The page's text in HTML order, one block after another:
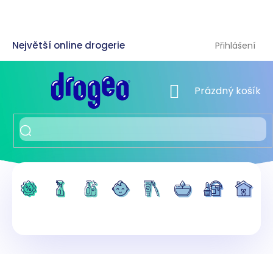
Přihlášení
NÁKUPNÍ KOŠÍK
Prázdný košík